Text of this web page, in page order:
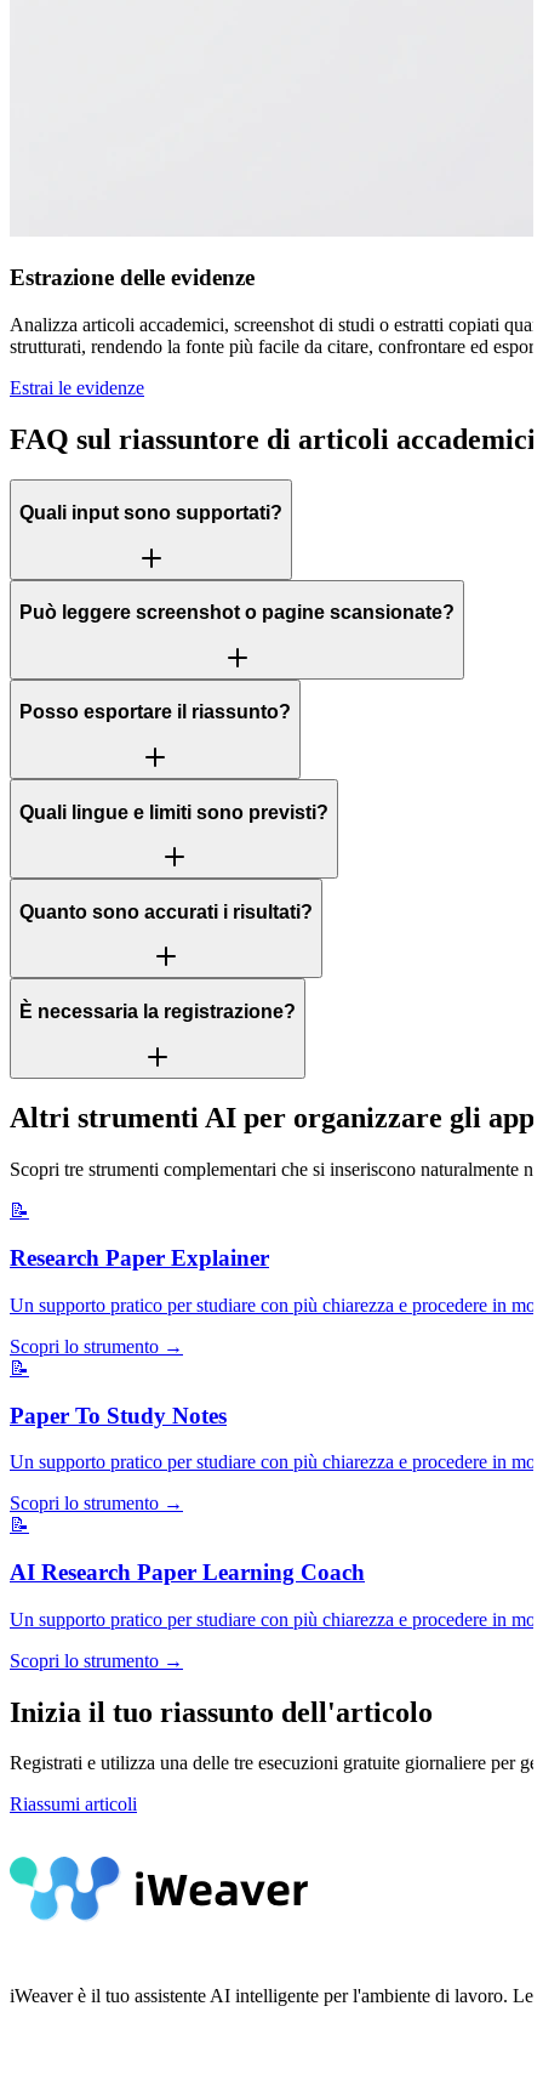
Estrazione delle evidenze
Analizza articoli accademici, screenshot di studi o estratti copiati
strutturati, rendendo la fonte più facile da citare, confrontare ed
Estrai le evidenze
FAQ sul riassuntore di articoli accademici
Quali input sono supportati?
Può leggere screenshot o pagine scansionate?
Posso esportare il riassunto?
Quali lingue e limiti sono previsti?
Quanto sono accurati i risultati?
È necessaria la registrazione?
Altri strumenti AI per organizzare gli
Scopri tre strumenti complementari che si inseriscono naturalmente
📝
Research Paper Explainer
Un supporto pratico per studiare con più chiarezza e procedere in
Scopri lo strumento →
📝
Paper To Study Notes
Un supporto pratico per studiare con più chiarezza e procedere in
Scopri lo strumento →
📝
AI Research Paper Learning Coach
Un supporto pratico per studiare con più chiarezza e procedere in
Scopri lo strumento →
Inizia il tuo riassunto dell'articolo
Registrati e utilizza una delle tre esecuzioni gratuite giornaliere per
Riassumi articoli
iWeaver è il tuo assistente AI intelligente per l'ambiente di lavoro.